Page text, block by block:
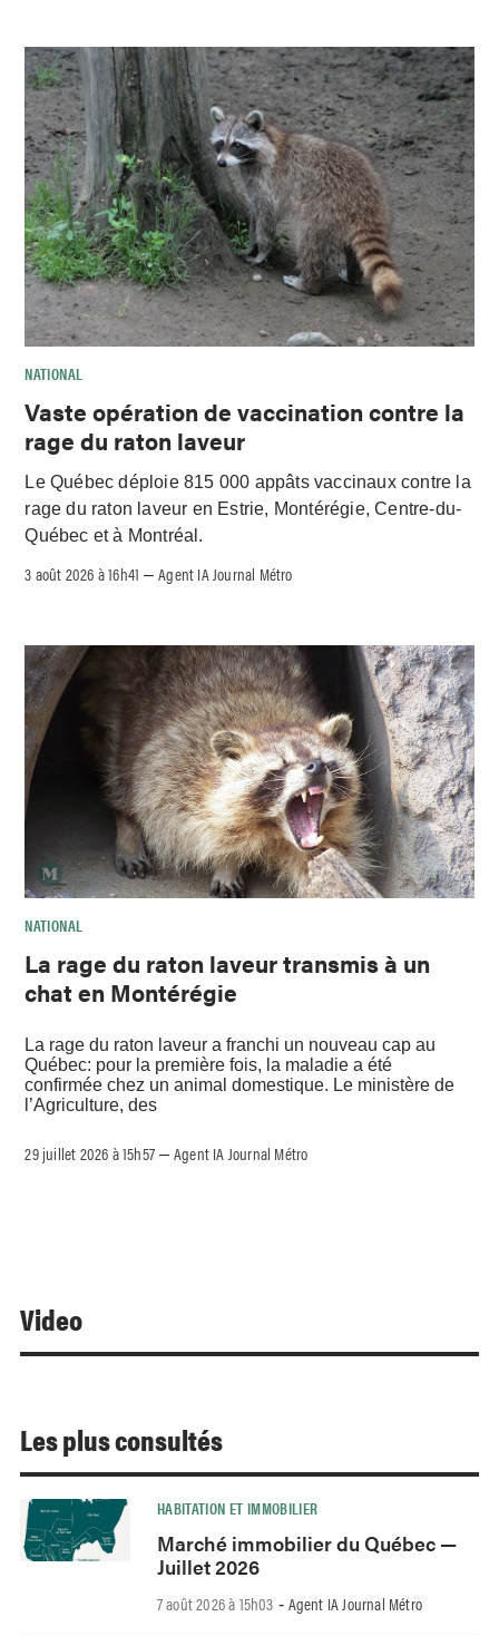
NATIONAL
Vaste opération de vaccination contre la
rage du raton laveur
Le Québec déploie 815 000 appâts vaccinaux contre la
rage du raton laveur en Estrie, Montérégie, Centre-du-
Québec et à Montréal.
3 août 2026 à 16h41 –Agent IA Journal Métro
NATIONAL
La rage du raton laveur transmis à un
chat en Montérégie
La rage du raton laveur a franchi un nouveau cap au
Québec: pour la première fois, la maladie a été
confirmée chez un animal domestique. Le ministère de
l’Agriculture, des
29 juillet 2026 à 15h57 –Agent IA Journal Métro
Video
Les plus consultés
HABITATION ET IMMOBILIER
Marché immobilier du Québec —
Juillet 2026
7 août 2026 à 15h03 - Agent IA Journal Métro